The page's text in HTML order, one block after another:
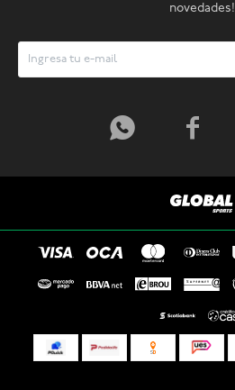
novedades!
 